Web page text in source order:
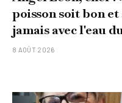
poisson soit bon
jamais avec l'eau
8 AOÛT 2026